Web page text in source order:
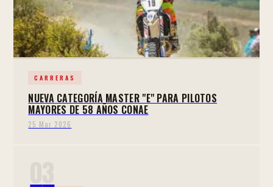
CARRERAS
NUEVA CATEGORÍA MASTER "E" PARA PILOTOS
MAYORES DE 58 AÑOS CONAE
25 Mar 2026